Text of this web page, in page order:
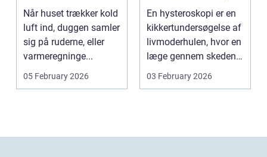
indeklima og
lavere
varmeregning
Når huset trækker kold
luft ind, duggen samler
sig på ruderne, eller
varmeregninge...
05 February 2026
se af livmoderen
En hysteroskopi er en
kikkertundersøgelse af
livmoderhulen, hvor en
læge gennem skeden
og livmoderha...
03 February 2026